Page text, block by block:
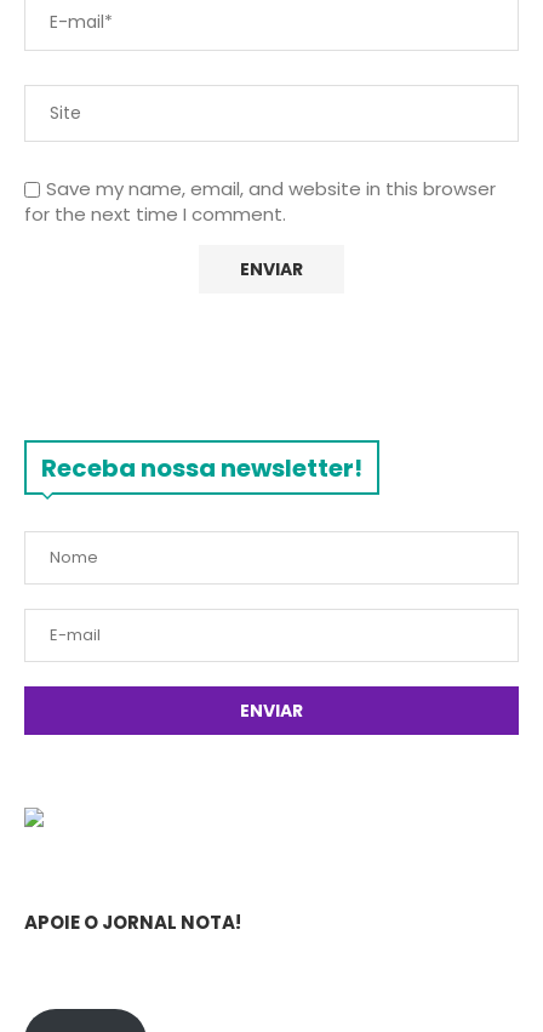
Save my name, email, and website in this browser
for the next time I comment.
Receba nossa newsletter!
APOIE O JORNAL NOTA!